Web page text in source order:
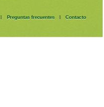
| Preguntas frecuentes | Contacto